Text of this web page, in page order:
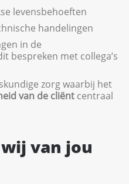
levensbehoeften
handelingen
in de
bespreken met collega’s
zorg waarbij het
van de cliënt centraal
van jou